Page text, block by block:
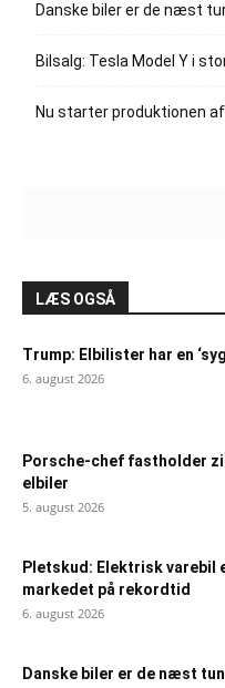
Danske biler er de næst
Bilsalg: Tesla Model Y i
Nu starter produktionen
LÆS OGSÅ
Trump: Elbilister har en
6. august 2026
Porsche-chef fastholder
elbiler
5. august 2026
Pletskud: Elektrisk varebil
markedet på rekordtid
6. august 2026
Danske biler er de næst